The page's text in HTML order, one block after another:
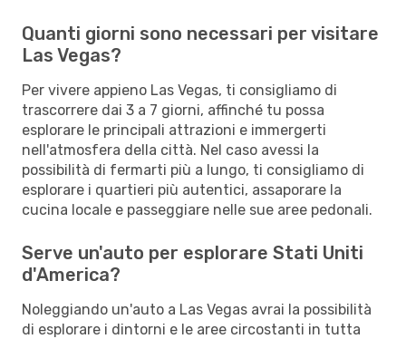
Quanti giorni sono necessari per visitare
Las Vegas?
Per vivere appieno Las Vegas, ti consigliamo di
trascorrere dai 3 a 7 giorni, affinché tu possa
esplorare le principali attrazioni e immergerti
nell'atmosfera della città. Nel caso avessi la
possibilità di fermarti più a lungo, ti consigliamo di
esplorare i quartieri più autentici, assaporare la
cucina locale e passeggiare nelle sue aree pedonali.
Serve un'auto per esplorare Stati Uniti
d'America?
Noleggiando un'auto a Las Vegas avrai la possibilità
di esplorare i dintorni e le aree circostanti in tutta